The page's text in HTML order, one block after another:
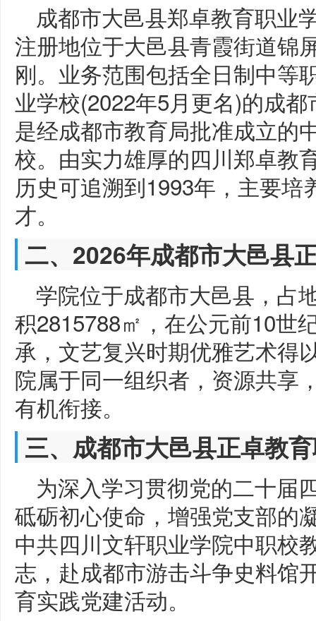
成都市大邑县郑卓教育职业
注册地位于大邑县青霞街道锦
刚。业务范围包括全日制中等
业学校(2022年5月更名)的成
是经成都市教育局批准成立的
校。由实力雄厚的四川郑卓教
历史可追溯到1993年，主要
才。
二、2026年成都市大邑县
学院位于成都市大邑县，占
积2815788㎡，在公元前10世
承，文艺复兴时期优雅艺术得
院属于同一组织者，资源共享
有机衔接。
三、成都市大邑县正卓教
为深入学习贯彻党的二十届
砥砺初心使命，增强党支部的
中共四川文轩职业学院中职校
志，赴成都市游击斗争史料馆
育实践党建活动。